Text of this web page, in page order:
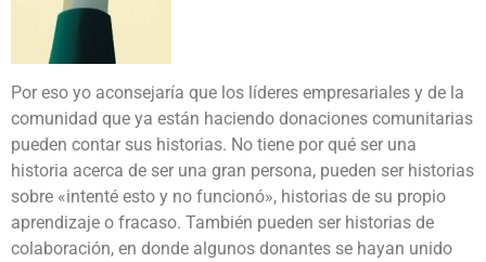
Por eso yo aconsejaría que los líderes empresariales y de la
comunidad que ya están haciendo donaciones comunitarias
pueden contar sus historias. No tiene por qué ser una
historia acerca de ser una gran persona, pueden ser historias
sobre «intenté esto y no funcionó», historias de su propio
aprendizaje o fracaso. También pueden ser historias de
colaboración, en donde algunos donantes se hayan unido